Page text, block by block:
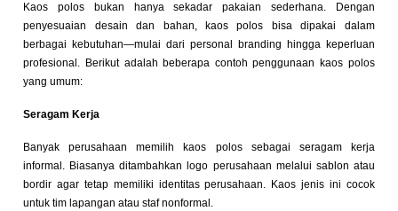
Kaos polos bukan hanya sekadar pakaian sederhana. Dengan
penyesuaian desain dan bahan, kaos polos bisa dipakai dalam
berbagai kebutuhan—mulai dari personal branding hingga keperluan
profesional. Berikut adalah beberapa contoh penggunaan kaos polos
yang umum:
Seragam Kerja
Banyak perusahaan memilih kaos polos sebagai seragam kerja
informal. Biasanya ditambahkan logo perusahaan melalui sablon atau
bordir agar tetap memiliki identitas perusahaan. Kaos jenis ini cocok
untuk tim lapangan atau staf nonformal.